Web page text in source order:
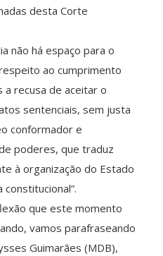
desta Corte
não há espaço para o
ao cumprimento
a recusa de aceitar o
sentenciais, sem justa
conformador e
poderes, que traduz
à organização do Estado
que este momento
vamos parafraseando
Guimarães (MDB),